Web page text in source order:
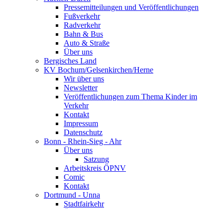
Pressemitteilungen und Veröffentlichungen
Fußverkehr
Radverkehr
Bahn & Bus
Auto & Straße
Über uns
Bergisches Land
KV Bochum/Gelsenkirchen/Herne
Wir über uns
Newsletter
Veröffentlichungen zum Thema Kinder im
Verkehr
Kontakt
Impressum
Datenschutz
Bonn - Rhein-Sieg - Ahr
Über uns
Satzung
Arbeitskreis ÖPNV
Comic
Kontakt
Dortmund - Unna
Stadtfairkehr